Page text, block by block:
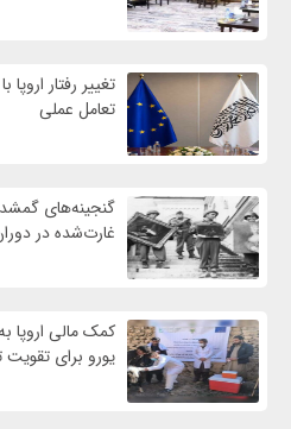
تغییر رفتار اروپا
تعامل عملی
گنجینه‌های
غارت‌شده در
یورو برای